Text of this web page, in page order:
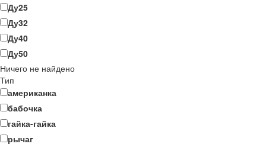
Ду25
Ду32
Ду40
Ду50
Ничего не найдено
Тип
американка
бабочка
гайка-гайка
рычаг